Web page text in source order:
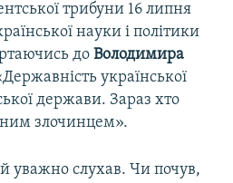
трибуни 16 липня
науки і політики
до Володимира
української
держави. Зараз хто
злочинцем».
уважно слухав. Чи почув,